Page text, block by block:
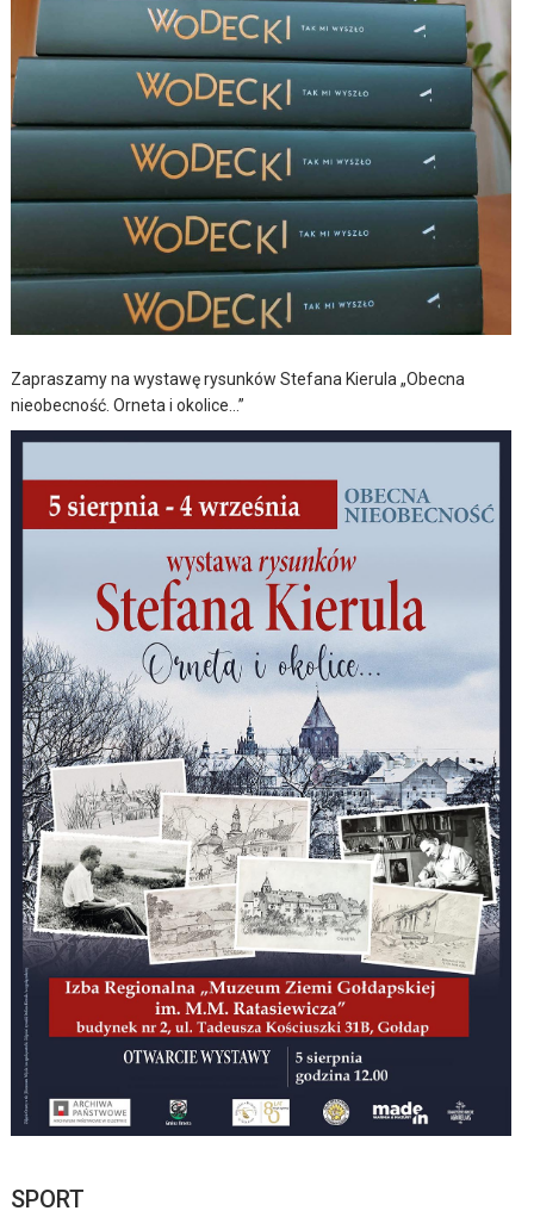
Zapraszamy na wystawę rysunków Stefana Kierula „Obecna
nieobecność. Orneta i okolice…”
SPORT